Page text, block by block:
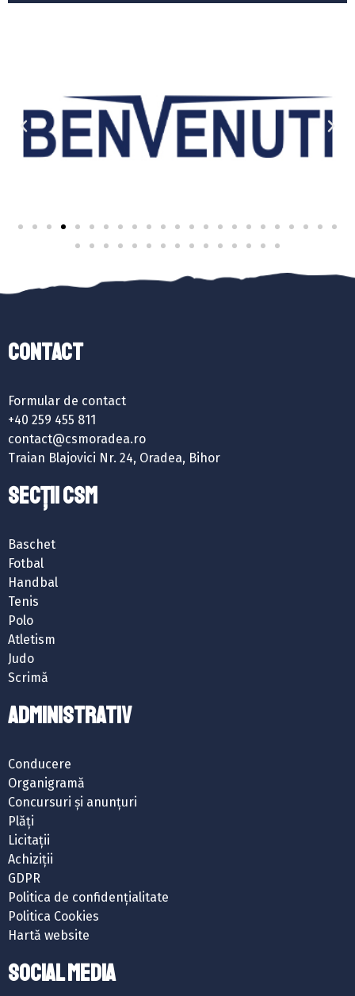
Contact
Formular de contact
+40 259 455 811
contact@csmoradea.ro
Traian Blajovici Nr. 24, Oradea, Bihor
SECȚII CSM
Baschet
Fotbal
Handbal
Tenis
Polo
Atletism
Judo
Scrimă
ADMINISTRATIV
Conducere
Organigramă
Concursuri și anunțuri
Plăți
Licitații
Achiziții
GDPR
Politica de confidențialitate
Politica Cookies
Hartă website
SOCIAL MEDIA